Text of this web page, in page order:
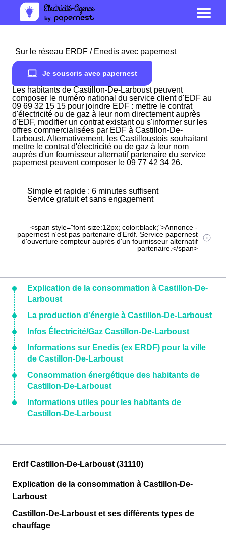
Sur le réseau ERDF / Enedis avec papernest
Je souscris avec papernest
Les habitants de Castillon-De-Larboust peuvent
composer le numéro national du service client d'EDF au
09 69 32 15 15 pour joindre EDF : mettre le contrat
d'électricité ou de gaz à leur nom directement auprès
d'EDF, modifier un contrat existant ou s'informer sur les
offres commercialisées par EDF à Castillon-De-
Larboust. Alternativement, les Castilloustois souhaitant
mettre le contrat d'électricité ou de gaz à leur nom
auprès d'un fournisseur alternatif partenaire du service
papernest peuvent composer le 09 77 42 34 26.
Simple et rapide : 6 minutes suffisent
Service gratuit et sans engagement
<span style="font-size:12px; color:black;">Annonce -
papernest n'est pas partenaire d'Erdf. Service papernest
d'ouverture compteur auprès d'un fournisseur alternatif
partenaire.</span>
Explication de la consommation à Castillon-De-
Larboust
La production d'énergie à Castillon-De-Larboust
Infos Électricité/Gaz Castillon-De-Larboust
Informations sur Enedis (ex ERDF) pour la ville
de Castillon-De-Larboust
Consommation énergétique des habitants de
Castillon-De-Larboust
Informations utiles pour les habitants de
Castillon-De-Larboust
Erdf Castillon-De-Larboust (31110)
Explication de la consommation à Castillon-De-
Larboust
Castillon-De-Larboust et ses différents types de
chauffage